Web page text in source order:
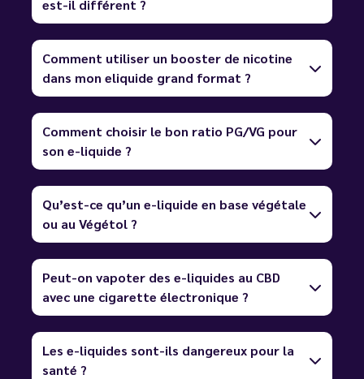
est-il différent ?
Comment utiliser un booster de nicotine
dans mon eliquide grand format ?
Comment choisir le bon ratio PG/VG pour
son e-liquide ?
Qu’est-ce qu’un e-liquide en base végétale
ou au Végétol ?
Peut-on vapoter des e-liquides au CBD
avec une cigarette électronique ?
Les e-liquides sont-ils dangereux pour la
santé ?